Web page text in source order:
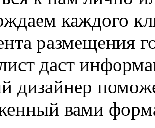
каждого
размещения
даст
дизайнер
вами